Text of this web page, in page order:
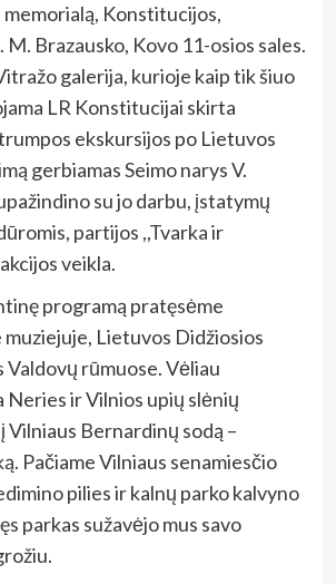
memorialą, Konstitucijos,
M. Brazausko, Kovo 11-osios sales.
galerija, kurioje kaip tik šiuo
LR Konstitucijai skirta
ekskursijos po Lietuvos
gerbiamas Seimo narys V.
su jo darbu, įstatymų
partijos ,,Tvarka ir
veikla.
programą pratęsėme
Lietuvos Didžiosios
rūmuose. Vėliau
Neries ir Vilnios upių slėnių
Vilniaus Bernardinų sodą –
Pačiame Vilniaus senamiesčio
pilies ir kalnų parko kalvyno
parkas sužavėjo mus savo